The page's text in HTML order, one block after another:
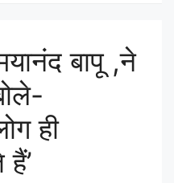
बापू ,ने
ही